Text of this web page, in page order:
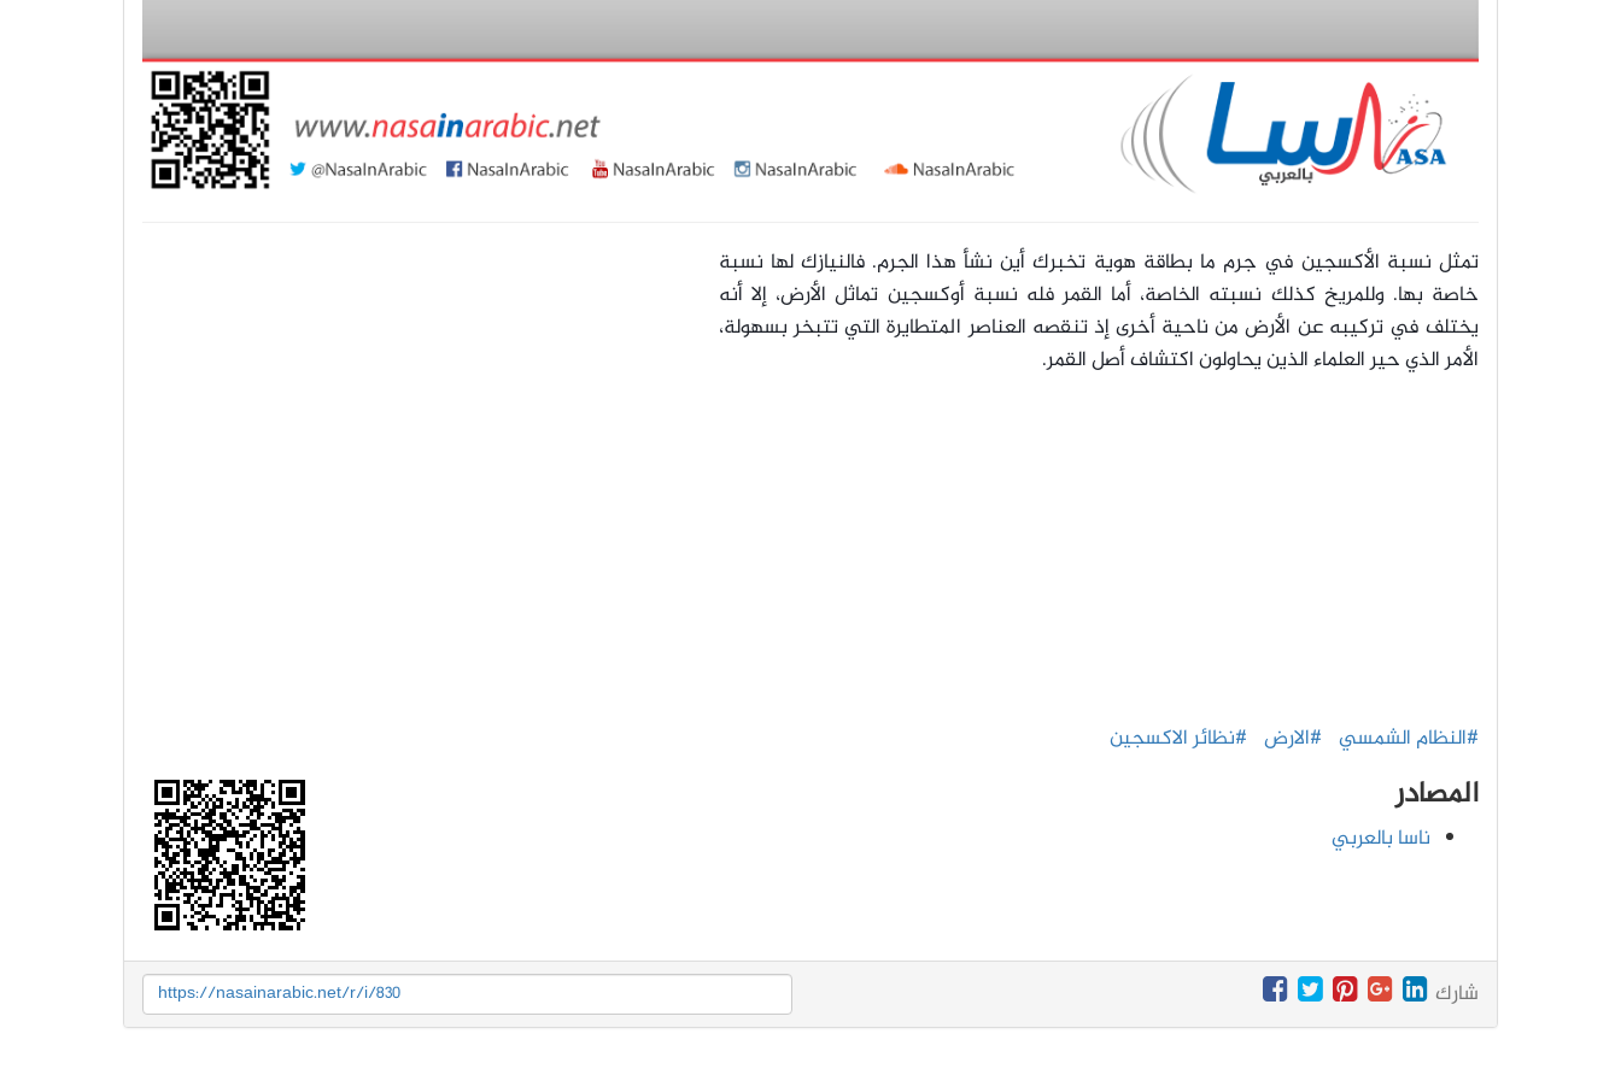
تمثل نسبة الأكسجين في جرم ما بطاقة هوية تخبرك أين نشأ هذا الجرم. فالنيازك لها نسبة
خاصة بها. وللمريخ كذلك نسبته الخاصة، أما القمر فله نسبة أوكسجين تماثل الأرض، إلا أنه
يختلف في تركيبه عن الأرض من ناحية أخرى إذ تنقصه العناصر المتطايرة التي تتبخر بسهولة،
الأمر الذي حير العلماء الذين يحاولون اكتشاف أصل القمر.
#النظام الشمسي #الارض #نظائر الاكسجين
المصادر
ناسا بالعربي
شارك https://nasainarabic.net/r/i/830